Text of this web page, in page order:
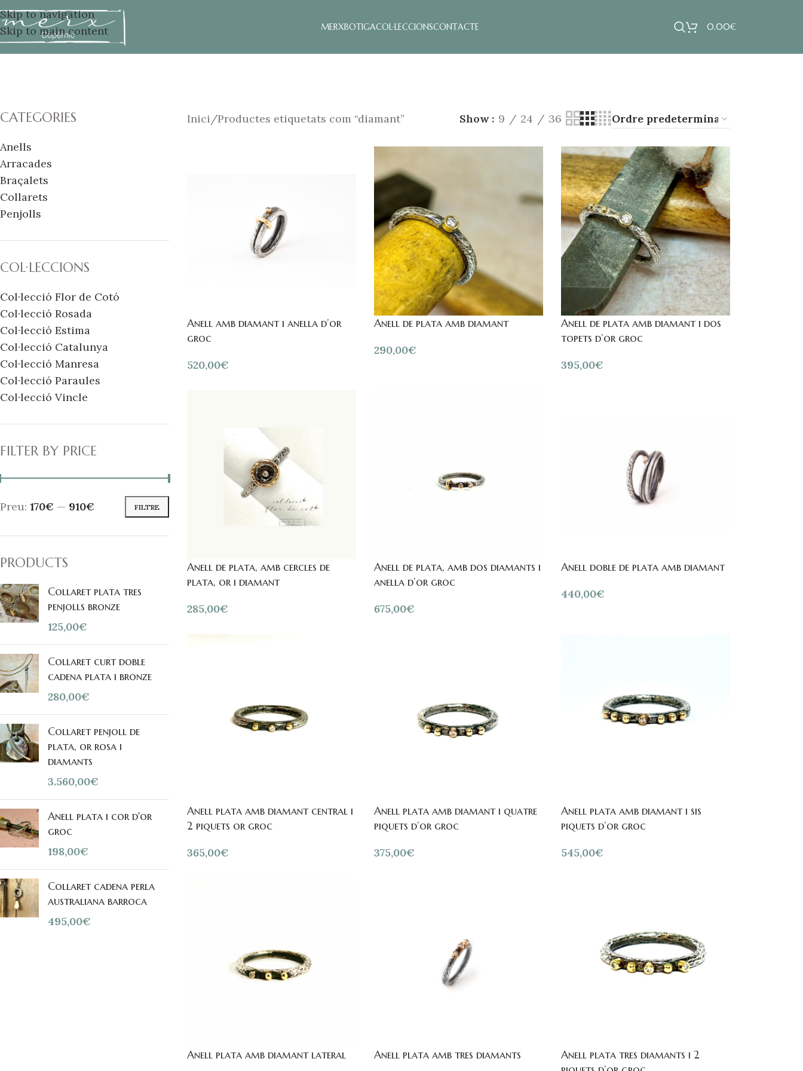
Skip to navigation
Skip to main content
MERXBOTIGACOL·LECCIONSCONTACTE 0,00€
CATEGORIES
Anells
Arracades
Braçalets
Collarets
Penjolls
COL·LECCIONS
Col·lecció Flor de Cotó
Col·lecció Rosada
Col·lecció Estima
Col·lecció Catalunya
Col·lecció Manresa
Col·lecció Paraules
Col·lecció Vincle
FILTER BY PRICE
FILTRE
Preu: 170€ — 910€
PRODUCTS
Collaret plata tres
penjolls bronze
125,00€
Collaret curt doble
cadena plata i bronze
280,00€
Collaret penjoll de
plata, or rosa i
diamants
3.560,00€
Anell plata i cor d'or
groc
198,00€
Collaret cadena perla
australiana barroca
495,00€
Inici Productes etiquetats com “diamant” Show 9 24 36
Anell amb diamant i anella d’or
groc
520,00€
Anell de plata amb diamant
290,00€
Anell de plata amb diamant i dos
topets d’or groc
395,00€
Anell de plata, amb cercles de
plata, or i diamant
285,00€
Anell de plata, amb dos diamants i
anella d’or groc
675,00€
Anell doble de plata amb diamant
440,00€
Anell plata amb diamant central i
2 piquets or groc
365,00€
Anell plata amb diamant i quatre
piquets d’or groc
375,00€
Anell plata amb diamant i sis
piquets d’or groc
545,00€
Anell plata amb diamant lateral
Anell plata amb tres diamants
Anell plata tres diamants i 2